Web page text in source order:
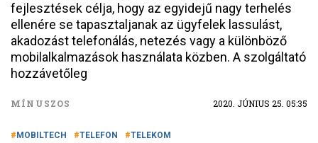
fejlesztések célja, hogy az egyidejű nagy terhelés
ellenére se tapasztaljanak az ügyfelek lassulást,
akadozást telefonálás, netezés vagy a különböző
mobilalkalmazások használata közben. A szolgáltató
hozzávetőleg
MÍNUSZOS 2020. JÚNIUS 25. 05:35
MOBILTECH TELEFON TELEKOM